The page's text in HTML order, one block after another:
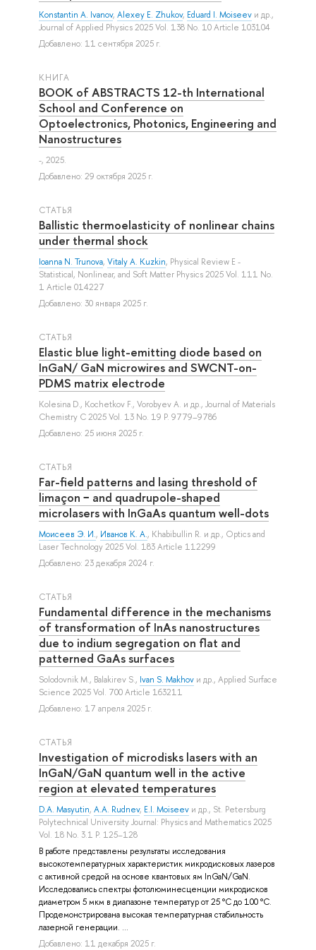
Konstantin A. Ivanov, Alexey E. Zhukov, Eduard I. Moiseev и др.,
Journal of Applied Physics 2025 Vol. 138 No. 10 Article 103104
Добавлено: 11 сентября 2025 г.
КНИГА
BOOK of ABSTRACTS 12-th International
School and Conference on
Optoelectronics, Photonics, Engineering and
Nanostructures
-, 2025.
Добавлено: 29 октября 2025 г.
СТАТЬЯ
Ballistic thermoelasticity of nonlinear chains
under thermal shock
Ioanna N. Trunova, Vitaly A. Kuzkin, Physical Review E -
Statistical, Nonlinear, and Soft Matter Physics 2025 Vol. 111 No.
1 Article 014227
Добавлено: 30 января 2025 г.
СТАТЬЯ
Elastic blue light-emitting diode based on
InGaN/ GaN microwires and SWCNT-on-
PDMS matrix electrode
Kolesina D., Kochetkov F., Vorobyev A. и др., Journal of Materials
Chemistry C 2025 Vol. 13 No. 19 P. 9779–9786
Добавлено: 25 июня 2025 г.
СТАТЬЯ
Far-field patterns and lasing threshold of
limaçon − and quadrupole-shaped
microlasers with InGaAs quantum well-dots
Моисеев Э. И., Иванов К. А., Khabibullin R. и др., Optics and
Laser Technology 2025 Vol. 183 Article 112299
Добавлено: 23 декабря 2024 г.
СТАТЬЯ
Fundamental difference in the mechanisms
of transformation of InAs nanostructures
due to indium segregation on flat and
patterned GaAs surfaces
Solodovnik M., Balakirev S., Ivan S. Makhov и др., Applied Surface
Science 2025 Vol. 700 Article 163211
Добавлено: 17 апреля 2025 г.
СТАТЬЯ
Investigation of microdisks lasers with an
InGaN/GaN quantum well in the active
region at elevated temperatures
D.A. Masyutin, A.A. Rudnev, E.I. Moiseev и др., St. Petersburg
Polytechnical University Journal: Physics and Mathematics 2025
Vol. 18 No. 3.1 P. 125–128
В работе представлены результаты исследования
высокотемпературных характеристик микродисковых лазеров
с активной средой на основе квантовых ям InGaN/GaN.
Исследовались спектры фотолюминесценции микродисков
диаметром 5 мкм в диапазоне температур от 25 °C до 100 °C.
Продемонстрирована высокая температурная стабильность
лазерной генерации. ...
Добавлено: 11 декабря 2025 г.